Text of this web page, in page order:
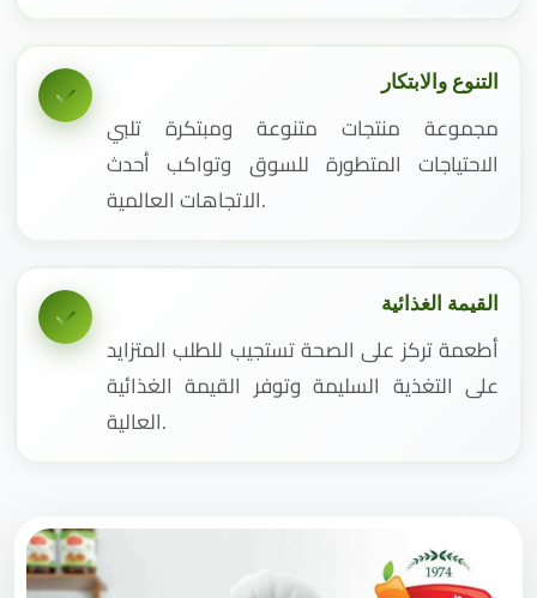
التنوع والابتكار
مجموعة منتجات متنوعة ومبتكرة تلبي
الاحتياجات المتطورة للسوق وتواكب أحدث
الاتجاهات العالمية.
القيمة الغذائية
أطعمة تركز على الصحة تستجيب للطلب المتزايد
على التغذية السليمة وتوفر القيمة الغذائية
العالية.